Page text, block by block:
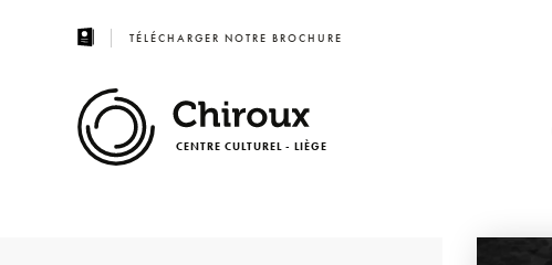
TÉLÉCHARGER NOTRE BROCHURE
CENTRE CULTUREL - LIÈGE